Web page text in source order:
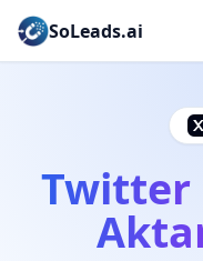
SoLeads.ai
Twitter